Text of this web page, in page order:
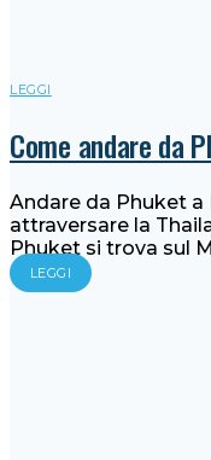
LEGGI
Come andare da
Andare da Phuket a
attraversare la
Phuket si trova sul
LEGGI